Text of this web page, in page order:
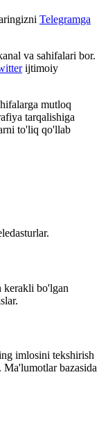
Telegramga
va sahifalari bor.
ijtimoiy
mutloq
tarqalishiga
to'liq qo'llab
kerakli bo'lgan
imlosini tekshirish
bazasida